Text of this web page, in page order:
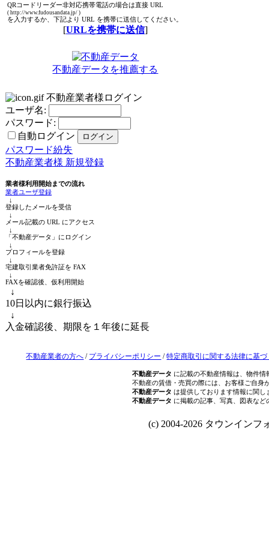
QRコードリーダー非対応携帯電話の場合は直接 URL
( http://www.fudousandata.jp/ )
を入力するか、下記より URL を携帯に送信してください。
[URLを携帯に送信]
不動産データを推薦する
不動産業者様ログイン
ユーザ名:
パスワード:
自動ログイン
パスワード紛失
不動産業者様 新規登録
業者様利用開始までの流れ
業者ユーザ登録
↓
登録したメールを受信
↓
メール記載の URL にアクセス
↓
「不動産データ」にログイン
↓
プロフィールを登録
↓
宅建取引業者免許証を FAX
↓
FAXを確認後、仮利用開始
↓
10日以内に銀行振込
↓
入金確認後、期限を１年後に延長
不動産業者の方へ / プライバシーポリシー /特定商取引に関する法律に基
不動産データ に記載の不動産情報は、物件
不動産の賃借・売買の際には、お客様ご自身
不動産データ は提供しております情報に関し
不動産データ に掲載の記事、写真、図表な
(c) 2004-2026 タウンインフ